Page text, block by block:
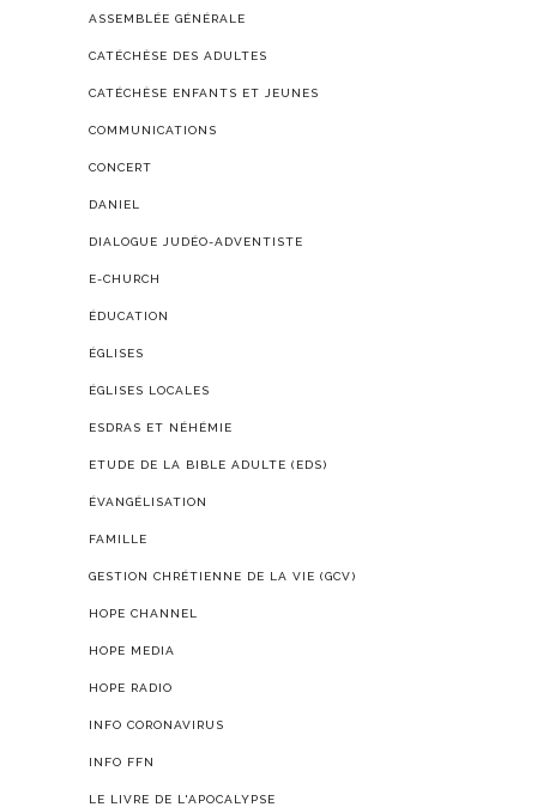
ASSEMBLÉE GÉNÉRALE
CATÉCHÈSE DES ADULTES
CATÉCHÈSE ENFANTS ET JEUNES
COMMUNICATIONS
CONCERT
DANIEL
DIALOGUE JUDÉO-ADVENTISTE
E-CHURCH
ÉDUCATION
ÉGLISES
ÉGLISES LOCALES
ESDRAS ET NÉHÉMIE
ETUDE DE LA BIBLE ADULTE (EDS)
ÉVANGÉLISATION
FAMILLE
GESTION CHRÉTIENNE DE LA VIE (GCV)
HOPE CHANNEL
HOPE MEDIA
HOPE RADIO
INFO CORONAVIRUS
INFO FFN
LE LIVRE DE L'APOCALYPSE